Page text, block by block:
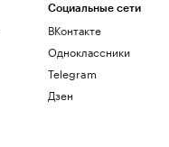
Социальные сети
ВКонтакте
Одноклассники
Telegram
Дзен